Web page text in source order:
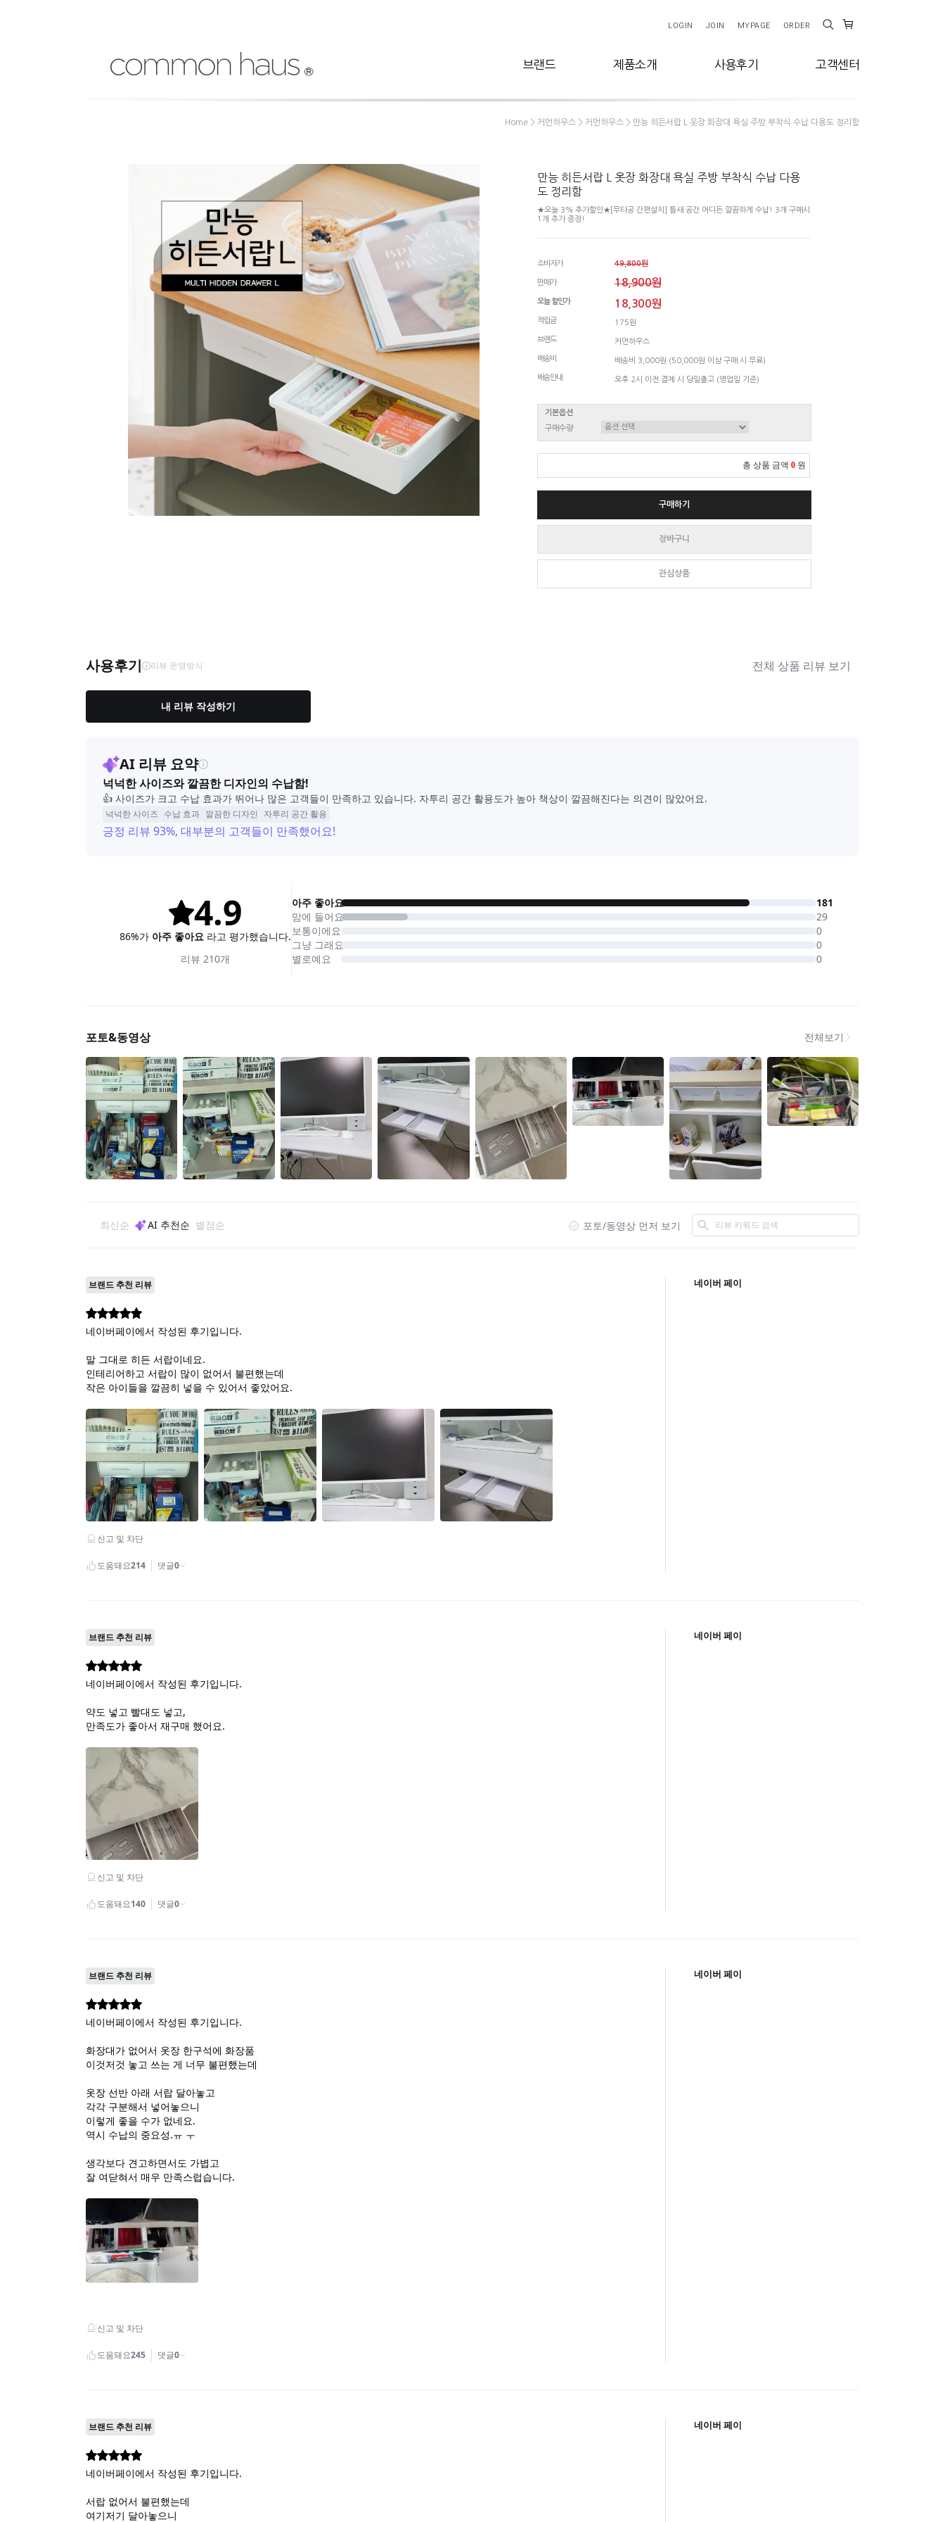
LOGIN JOIN MYPAGE ORDER
브랜드 제품소개 사용후기 고객센터
Home > 커먼하우스 > 커먼하우스 > 만능 히든서랍 L 옷장 화장대 욕실 주방 부착식 수납 다용도 정리함
만능 히든서랍 L 옷장 화장대 욕실 주방 부착식 수납 다용
도 정리함
★오늘 3% 추가할인★[무타공 간편설치] 틈새 공간 어디든 깔끔하게 수납! 3개 구매시
1개 추가 증정!
소비자가 49,800원
판매가 18,900원
오늘 할인가 18,300원
적립금 175원
브랜드 커먼하우스
배송비 배송비 3,000원 (50,000원 이상 구매 시 무료)
배송안내 오후 2시 이전 결제 시 당일출고 (영업일 기준)
기본옵션
구매수량
총 상품 금액 0 원
구매하기
장바구니
관심상품